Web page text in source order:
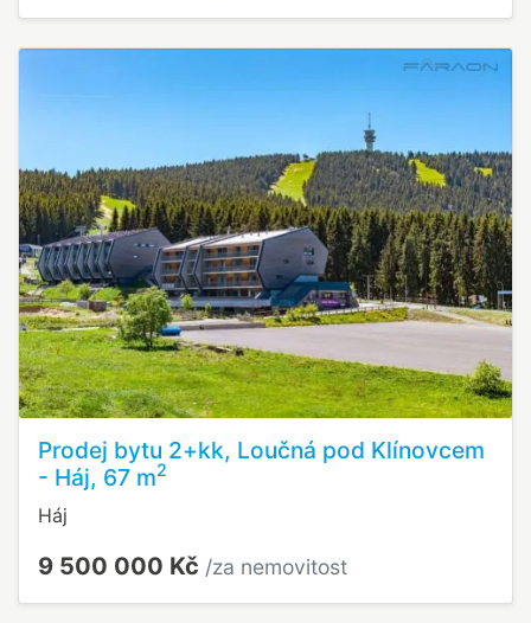
Prodej bytu 2+kk, Loučná pod Klínovcem
- Háj, 67 m2
Háj
9 500 000 Kč /za nemovitost